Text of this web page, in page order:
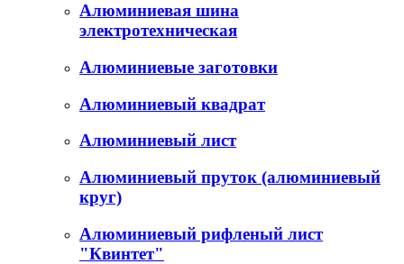
Алюминиевая шина
электротехническая
Алюминиевые заготовки
Алюминиевый квадрат
Алюминиевый лист
Алюминиевый пруток (алюминиевый
круг)
Алюминиевый рифленый лист
"Квинтет"